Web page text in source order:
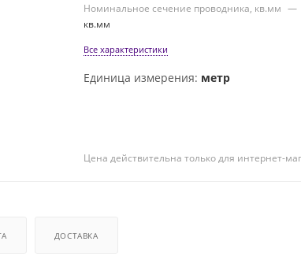
Номинальное сечение проводника, кв.мм —
кв.мм
Все характеристики
Единица измерения: метр
Цена действительна только для интернет-
ДОСТАВКА